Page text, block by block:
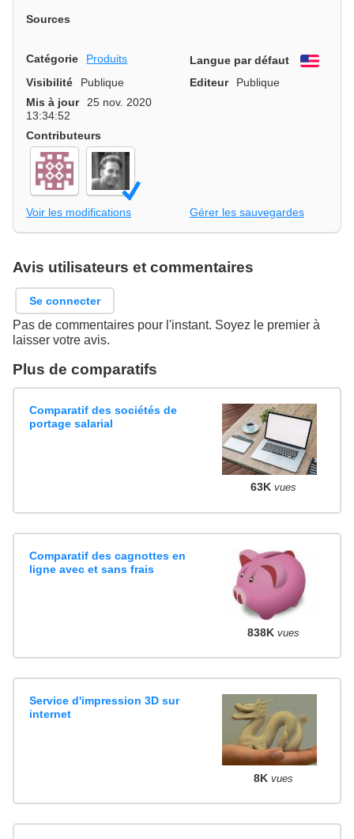
Sources
Catégorie Produits Langue par défaut
Visibilité
Publique Editeur
Publique
Mis à jour
25 nov. 2020
13:34:52
Contributeurs
Voir les modifications Gérer les sauvegardes
Avis utilisateurs et commentaires
Se connecter
Pas de commentaires pour l'instant. Soyez le premier à
laisser votre avis.
Plus de comparatifs
Comparatif des sociétés de
portage salarial
63K vues
Comparatif des cagnottes en
ligne avec et sans frais
838K vues
Service d'impression 3D sur
internet
8K vues